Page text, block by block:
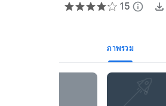
15 info
ภาพรวม